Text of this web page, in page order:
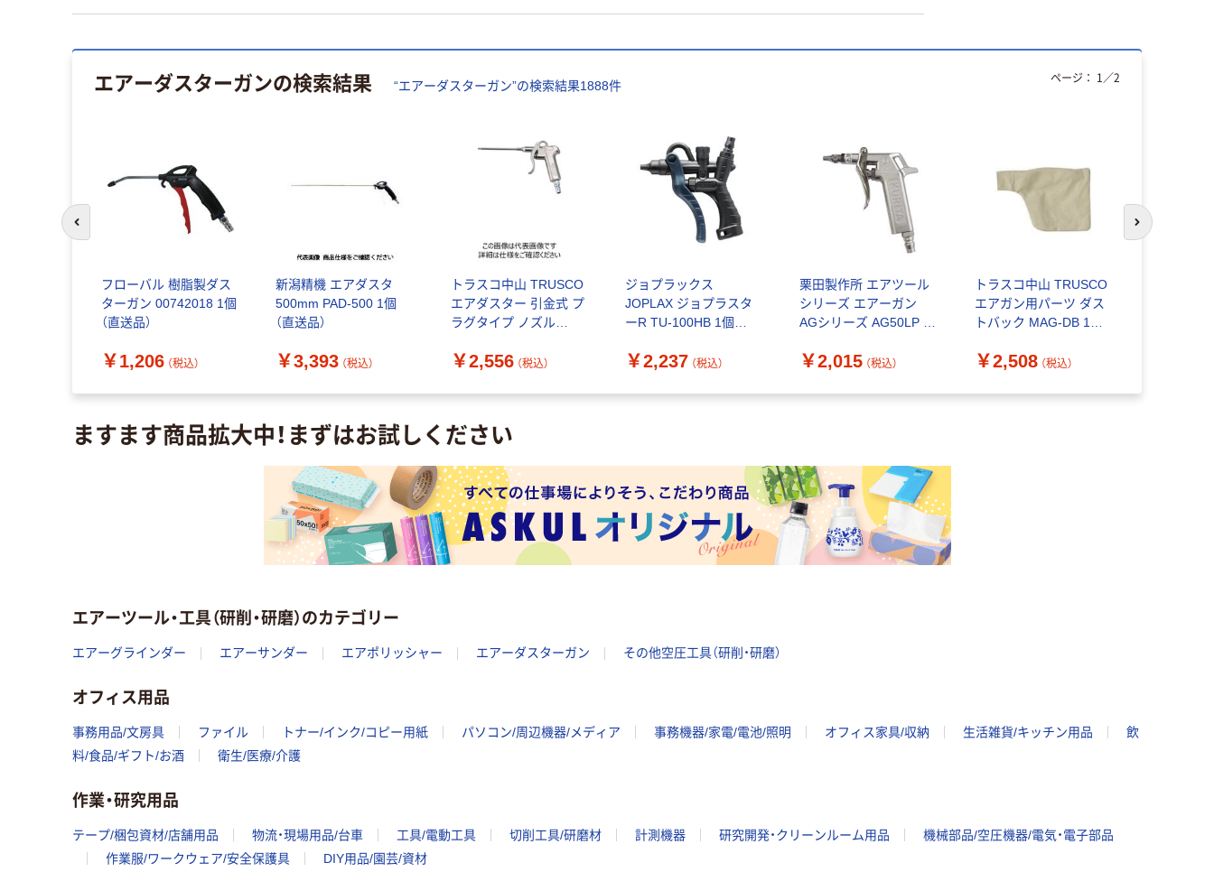
エアーダスターガンの検索結果 “エアーダスターガン”の検索結果1888件
フローバル 樹脂製ダス
ターガン 00742018 1個
（直送品）
￥1,206 （税込）
新潟精機 エアダスタ
500mm PAD-500 1個
（直送品）
￥3,393 （税込）
トラスコ中山 TRUSCO
エアダスター 引金式 プ
ラグタイプ ノズル
276-0240
￥2,556 （税込）
ジョプラックス
JOPLAX ジョプラスタ
ーR TU-100HB 1個
￥2,237 （税込）
栗田製作所 エアツール
シリーズ エアーガン
AGシリーズ AG50LP 1
￥2,015 （税込）
トラスコ中山 TRUSCO
エアガン用パーツ ダス
トバック MAG-DB 1個
￥2,508 （税込）
ページ： 1 ／2
次のスライド
ますます商品拡大中！まずはお試しください
エアーツール・工具（研削・研磨）のカテゴリー
エアーグラインダー エアーサンダー エアポリッシャー エアーダスターガン その他空圧工具（研削・研磨）
オフィス用品
事務用品/文房具 ファイル トナー/インク/コピー用紙 パソコン/周辺機器/メディア 事務機器/家電/電池/照明 オフィス家具/収納 生活雑貨/キッチン用品
飲
料/食品/ギフト/お酒
衛生/医療/介護
作業・研究用品
テープ/梱包資材/店舗用品 物流・現場用品/台車 工具/電動工具 切削工具/研磨材 計測機器 研究開発・クリーンルーム用品
機械部品/空圧機器/電気・電子部品
作業服/ワークウェア/安全保護具
DIY用品/園芸/資材